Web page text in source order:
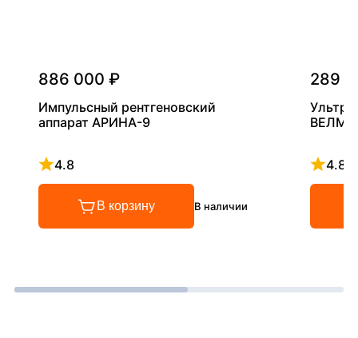
886 000 ₽
Импульсный рентгеновский
аппарат АРИНА-9
4.8
Рейтинг 4.8 из 5
В корзину В наличии
289
4.8